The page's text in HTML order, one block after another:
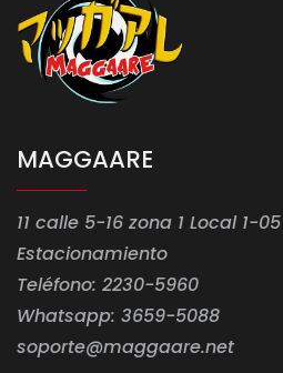
MAGGAARE
11 calle 5-16 zona 1 Local 1-
Estacionamiento
Teléfono: 2230-5960
Whatsapp: 3659-5088
soporte@maggaare.net